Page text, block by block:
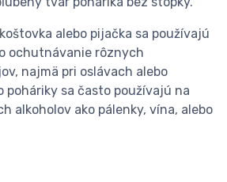
alebo pijačka sa používajú
ochutnávanie rôznych
najmä pri oslávach alebo
poháriky sa často používajú na
alkoholov ako pálenky, vína, alebo